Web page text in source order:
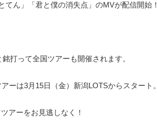
てん」「君と僕の消失点」のMVが配信開始！
打って全国ツアーも開催されます。
ーは3月15日（金）新潟LOTSからスタート。
アーをお見逃しなく！